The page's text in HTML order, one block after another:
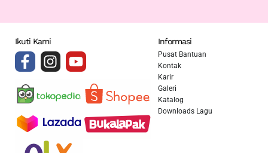
Informasi
Pusat Bantuan
Kontak
Karir
Galeri
Katalog
Downloads Lagu
Ikuti Kami